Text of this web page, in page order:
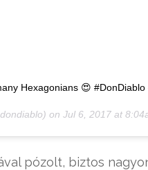
Hexagonians 😍 #DonDiablo
on Jul 6, 2017 at
pózolt, biztos